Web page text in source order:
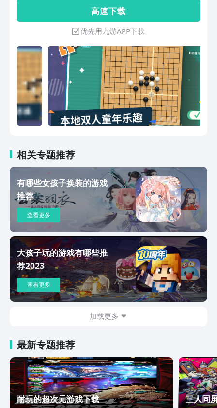
弈◇ 支持禁手规则
高 速 下 载
优先用九游APP下载
相关专题推荐
有哪些女孩子换装的游戏
推荐
查看更多
大孩子玩的游戏有哪些推
荐2023
查看更多
加载更多
最新专题推荐
耐玩的超次元游戏下载 三人同